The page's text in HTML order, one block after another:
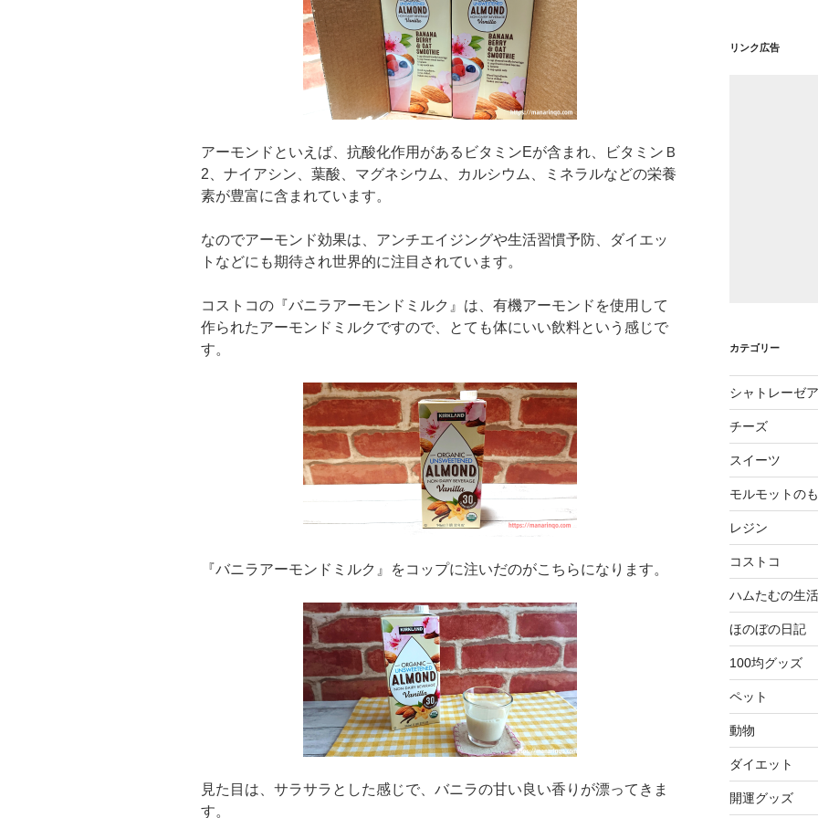
アーモンドといえば、抗酸化作用があるビタミンEが含まれ、ビタミンＢ
2、ナイアシン、葉酸、マグネシウム、カルシウム、ミネラルなどの栄養
素が豊富に含まれています。
なのでアーモンド効果は、アンチエイジングや生活習慣予防、ダイエッ
トなどにも期待され世界的に注目されています。
コストコの『バニラアーモンドミルク』は、有機アーモンドを使用して
作られたアーモンドミルクですので、とても体にいい飲料という感じで
す。
『バニラアーモンドミルク』をコップに注いだのがこちらになります。
見た目は、サラサラとした感じで、バニラの甘い良い香りが漂ってきま
す。
リンク広告
カテゴリー
シャトレーゼ
チーズ
スイーツ
モルモットの
レジン
コストコ
ハムたむの生活
ほのぼの日記
100均グッズ
ペット
動物
ダイエット
開運グッズ